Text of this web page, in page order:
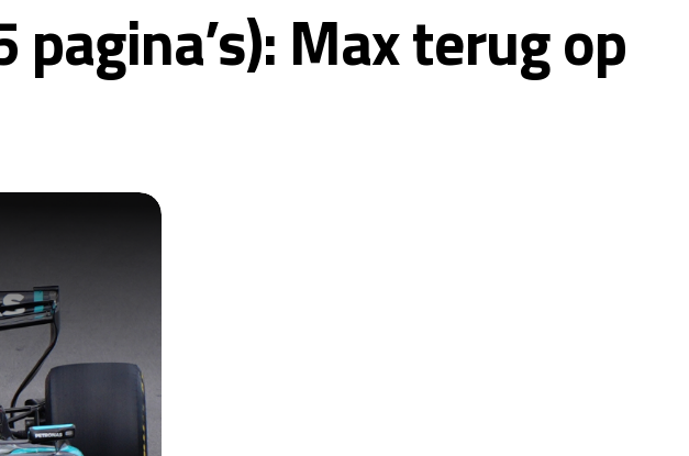
pagina’s): Max terug op